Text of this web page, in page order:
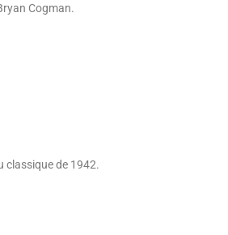
Cogman.
classique de 1942.